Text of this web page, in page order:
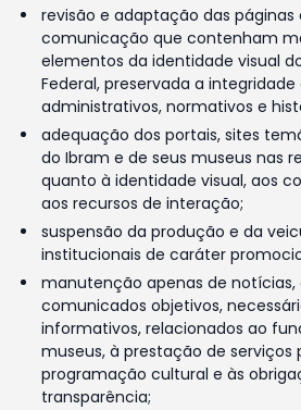
revisão e adaptação das páginas
comunicação que contenham
elementos da identidade visual
Federal, preservada a
administrativos, normativos e
adequação dos portais, sites
do Ibram e de seus museus nas
quanto à identidade visual, aos
aos recursos de interação;
suspensão da produção e da
institucionais de caráter
manutenção apenas de notícias,
comunicados objetivos,
informativos, relacionados ao
museus, à prestação de serviços
programação cultural e às
transparência;